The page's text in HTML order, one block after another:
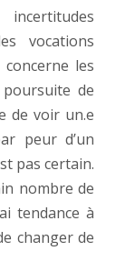
vocations
les
de
de voir un.e
peur d’un
pas certain.
nombre de
tendance à
changer de